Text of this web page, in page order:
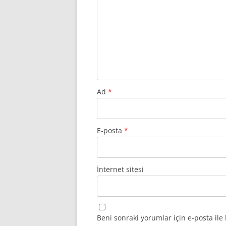
Ad *
E-posta *
İnternet sitesi
Beni sonraki yorumlar için e-posta